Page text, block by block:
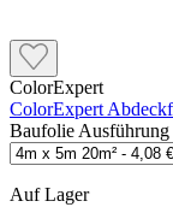
ColorExpert
ColorExpert
Baufolie Ausführung
Auf Lager